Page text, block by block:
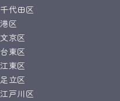
千代田区
港区
文京区
台東区
江東区
足立区
江戸川区